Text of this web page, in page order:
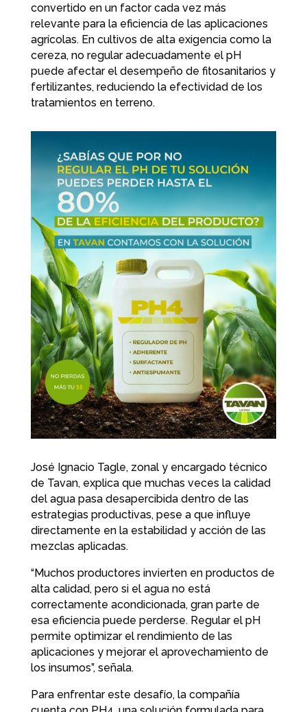
convertido en un factor cada vez más
relevante para la eficiencia de las aplicaciones
agrícolas. En cultivos de alta exigencia como la
cereza, no regular adecuadamente el pH
puede afectar el desempeño de fitosanitarios y
fertilizantes, reduciendo la efectividad de los
tratamientos en terreno.
José Ignacio Tagle, zonal y encargado técnico
de Tavan, explica que muchas veces la calidad
del agua pasa desapercibida dentro de las
estrategias productivas, pese a que influye
directamente en la estabilidad y acción de las
mezclas aplicadas.
“Muchos productores invierten en productos de
alta calidad, pero si el agua no está
correctamente acondicionada, gran parte de
esa eficiencia puede perderse. Regular el pH
permite optimizar el rendimiento de las
aplicaciones y mejorar el aprovechamiento de
los insumos”, señala.
Para enfrentar este desafío, la compañía